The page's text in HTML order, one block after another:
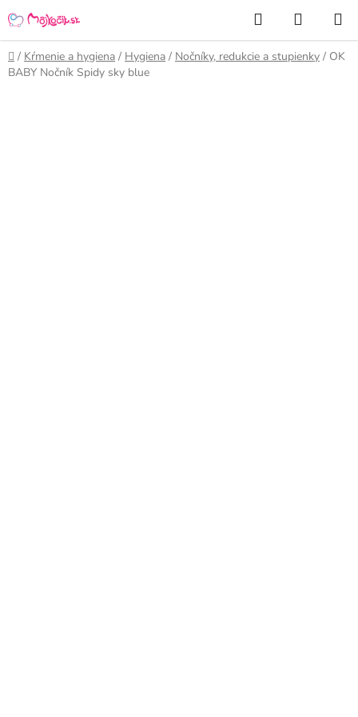
na
obsah
Hľadať
KOŠÍK
Domov
/ Kŕmenie a hygiena / Hygiena / Nočníky, redukcie a stupienky / OK
BABY Nočník Spidy sky blue